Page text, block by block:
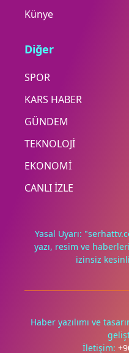
Künye
Diğer
SPOR
KARS HABER
GÜNDEM
TEKNOLOJİ
EKONOMİ
CANLI İZLE
Yasal Uyarı:
yazı, resim ve
izinsiz
Haber yazılımı ve
İletişim: